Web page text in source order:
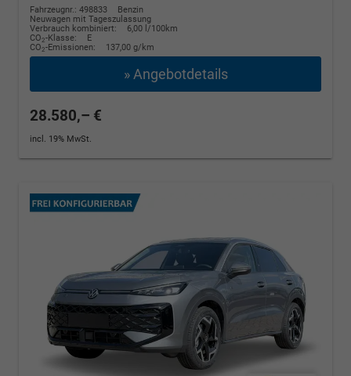
Fahrzeugnr.: 498833
Benzin
Neuwagen mit Tageszulassung
Verbrauch kombiniert:
6,00 l/100km
CO2-Klasse:
E
CO2-Emissionen: 137,00 g/km
» Angebotdetails
28.580,– €
incl. 19% MwSt.